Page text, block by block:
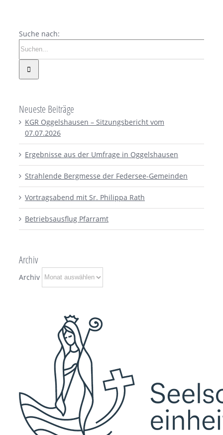
Suche nach:
Neueste Beiträge
KGR Oggelshausen – Sitzungsbericht vom
07.07.2026
Ergebnisse aus der Umfrage in Oggelshausen
Strahlende Bergmesse der Federsee-Gemeinden
Vortragsabend mit Sr. Philippa Rath
Betriebsausflug Pfarramt
Archiv
Archiv